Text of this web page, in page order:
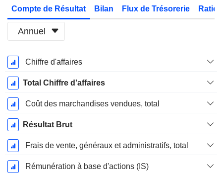
Compte de Résultat Bilan Flux de Trésorerie
Annuel
Période
Fiscale:
Décembre
Chiffre d'affaires
Total Chiffre d'affaires
Coût des marchandises vendues, total
Résultat Brut
Frais de vente, généraux et administratifs, total
Rémunération à base d'actions (IS)